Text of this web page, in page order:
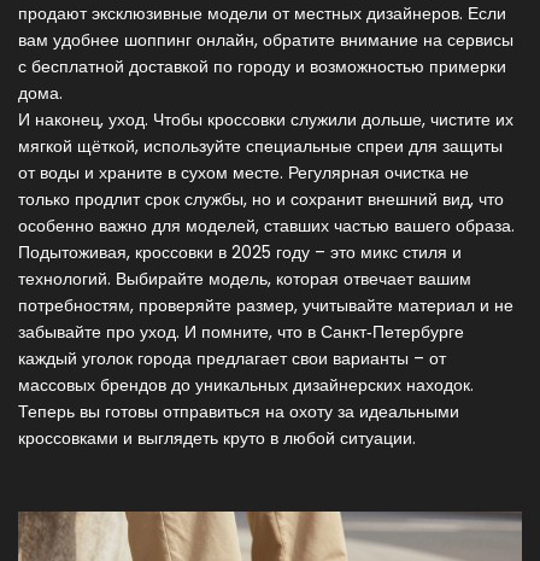
продают эксклюзивные модели от местных дизайнеров. Если
вам удобнее шоппинг онлайн, обратите внимание на сервисы
с бесплатной доставкой по городу и возможностью примерки
дома.
И наконец, уход. Чтобы кроссовки служили дольше, чистите их
мягкой щёткой, используйте специальные спреи для защиты
от воды и храните в сухом месте. Регулярная очистка не
только продлит срок службы, но и сохранит внешний вид, что
особенно важно для моделей, ставших частью вашего образа.
Подытоживая, кроссовки в 2025 году – это микс стиля и
технологий. Выбирайте модель, которая отвечает вашим
потребностям, проверяйте размер, учитывайте материал и не
забывайте про уход. И помните, что в Санкт‑Петербурге
каждый уголок города предлагает свои варианты – от
массовых брендов до уникальных дизайнерских находок.
Теперь вы готовы отправиться на охоту за идеальными
кроссовками и выглядеть круто в любой ситуации.